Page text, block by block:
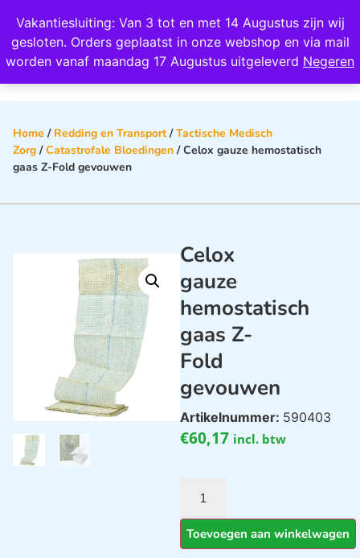
Vakantiesluiting: Van 3 tot en met 14 Augustus zijn wij
gesloten. Orders geplaatst in onze webshop en via mail
worden vanaf maandag 17 Augustus uitgeleverd Negeren
Wij scoren een 4,8 op Google
Home / Redding en Transport/Tactische Medisch
Zorg /Catastrofale Bloedingen / Celox gauze hemostatisch
gaas Z-Fold gevouwen
Celox
gauze
hemostatisch
gaas Z-
Fold
gevouwen
Artikelnummer: 590403
€60,17 incl. btw
Toevoegen aan winkelwagen